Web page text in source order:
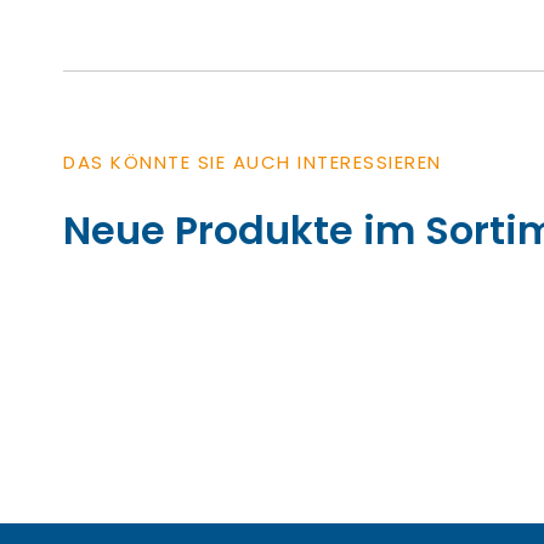
DAS KÖNNTE SIE AUCH INTERESSIEREN
Neue Produkte im